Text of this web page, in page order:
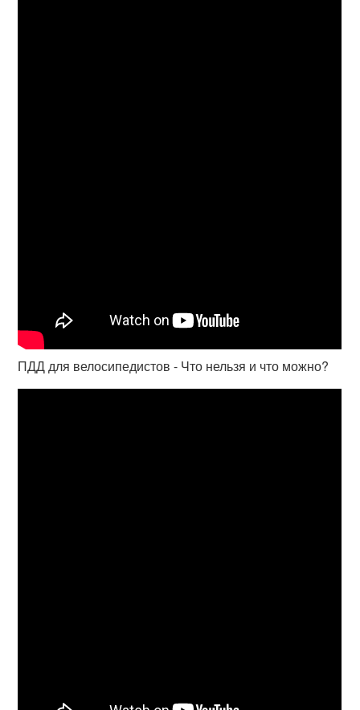
ПДД для велосипедистов - Что нельзя и что можно?